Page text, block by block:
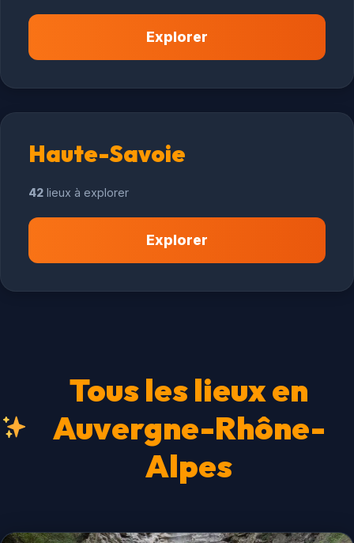
Explorer
Haute-Savoie
42 lieux à explorer
Explorer
Tous les lieux en
Auvergne-Rhône-
Alpes